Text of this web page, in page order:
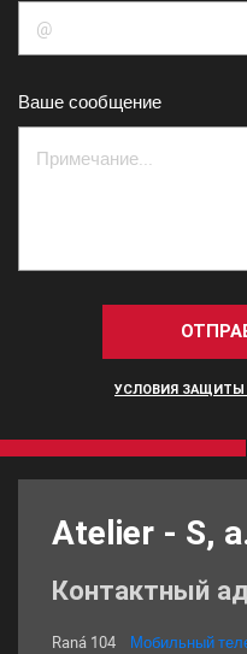
Ваше сообщение
УСЛОВИЯ
Atelier - S,
Контактный
Raná 104 Мобильный